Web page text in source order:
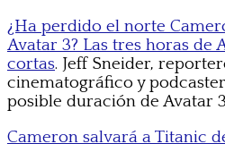
¿Ha perdido el norte
Avatar 3? Las tres horas de
cortas. Jeff Sneider,
cinematográfico y
posible duración de Avatar
Cameron salvará a Titanic